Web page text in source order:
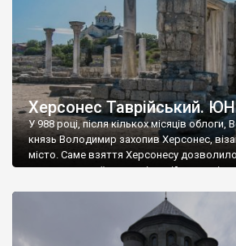
Херсонес Таврійський.
У 988 році, після кількох місяців облоги,
князь Володимир захопив Херсонес,
місто. Саме взяття Херсонесу
диктувати свої умови візантійському
Херсонесі Володимир-язичник, став
А потім було Хрещення Русі. На честь